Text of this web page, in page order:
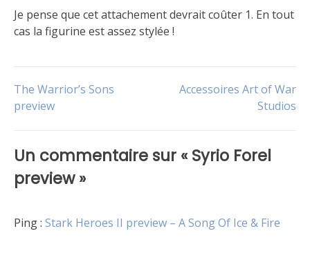
Je pense que cet attachement devrait coûter 1. En tout
cas la figurine est assez stylée !
Le
jeu,
Personnage,
Stark,
Navigation
l’article
The Warrior’s Sons
preview
Accessoires Art of War
Studios
Un commentaire sur «Syrio Forel
preview»
Ping : Stark Heroes II preview – A Song Of Ice & Fire